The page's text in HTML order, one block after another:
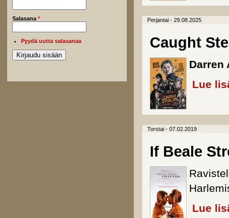
Salasana *
Pyydä uutta salasanaa
Perjantai - 29.08.2025
Caught
Lue
Torstai - 07.02.2019
If Beale
Lue